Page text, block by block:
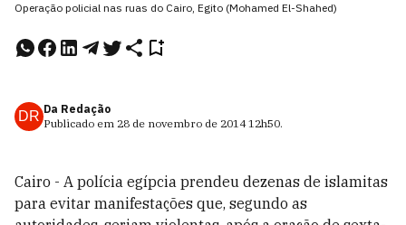
Operação policial nas ruas do Cairo, Egito (Mohamed El-Shahed)
DR Da Redação
Publicado em 28 de novembro de 2014 12h50.
Cairo - A polícia egípcia prendeu dezenas de islamitas
para evitar manifestações que, segundo as